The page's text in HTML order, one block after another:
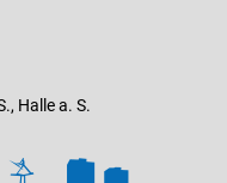
Halle a. S.